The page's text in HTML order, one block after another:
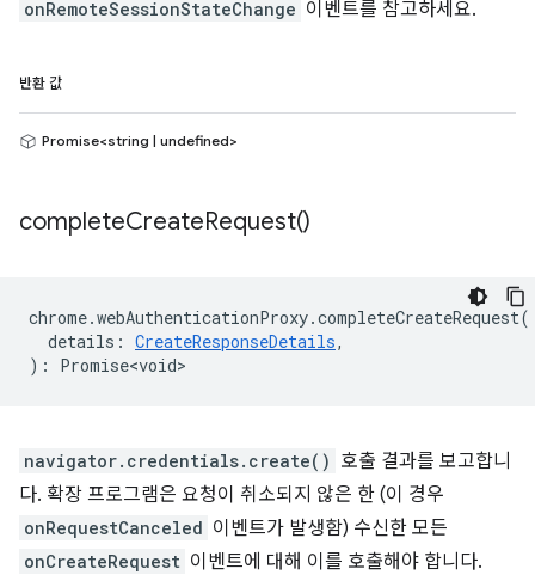
onRemoteSessionStateChange 이벤트를 참고하세요.
반환 값
Promise<string | undefined>
completeCreateRequest()
chrome.webAuthenticationProxy.completeCreateRequest(
details : CreateResponseDetails,
) : Promise<void>
navigator.credentials.create() 호출 결과를 보고합니
다. 확장 프로그램은 요청이 취소되지 않은 한 (이 경우
onRequestCanceled 이벤트가 발생함) 수신한 모든
onCreateRequest 이벤트에 대해 이를 호출해야 합니다.